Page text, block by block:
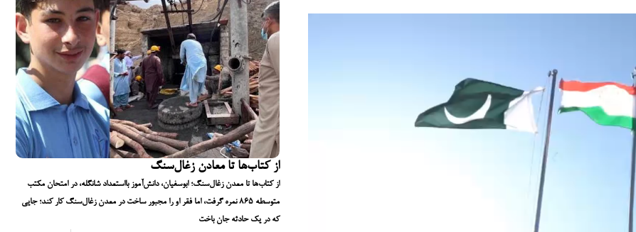
از کتاب‌ها تا معادن زغال‌سنگ
از کتاب‌ها تا معدن زغال‌سنگ؛ ابوسفیان، دانش‌آموز بااستعداد شانگله، در امتحان مکتب
متوسطه ۸۶۵ نمره گرفت، اما فقر او را مجبور ساخت در معدن زغال‌سنگ کار کند؛ جایی
که در یک حادثه جان باخت